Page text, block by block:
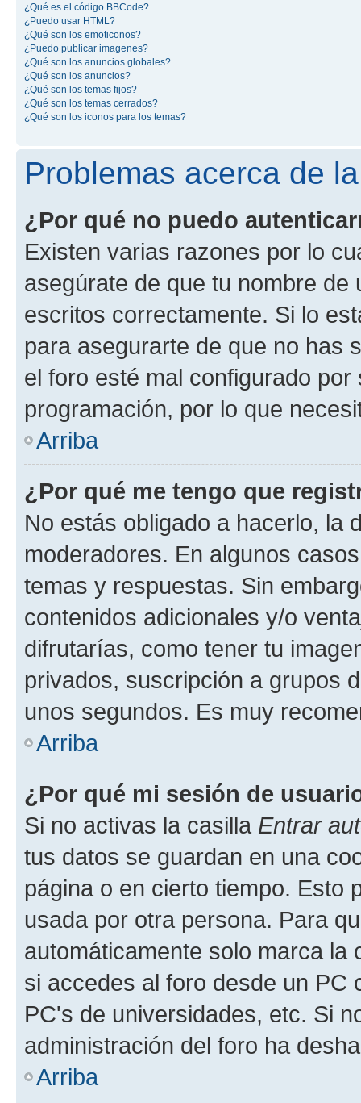
¿Qué es el código BBCode?
¿Puedo usar HTML?
¿Qué son los emoticonos?
¿Puedo publicar imagenes?
¿Qué son los anuncios globales?
¿Qué son los anuncios?
¿Qué son los temas fijos?
¿Qué son los temas cerrados?
¿Qué son los iconos para los temas?
Problemas acerca de
¿Por qué no puedo
Existen varias razones por lo
asegúrate de que tu nombre
escritos correctamente. Si lo
para asegurarte de que no has
el foro esté mal configurado
programación, por lo que
Arriba
¿Por qué me tengo que
No estás obligado a hacerlo, la
moderadores. En algunos
temas y respuestas. Sin
contenidos adicionales y/o
difrutarías, como tener tu
privados, suscripción a grupos
unos segundos. Es muy
Arriba
¿Por qué mi sesión de
Si no activas la casilla Entrar
tus datos se guardan en una
página o en cierto tiempo. Esto
usada por otra persona. Para
automáticamente solo marca la
si accedes al foro desde un PC
PC's de universidades, etc. Si
administración del foro ha
Arriba